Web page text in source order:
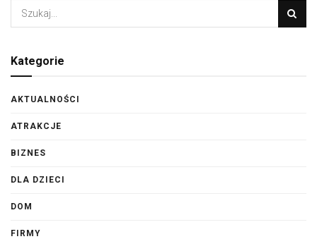
Kategorie
AKTUALNOŚCI
ATRAKCJE
BIZNES
DLA DZIECI
DOM
FIRMY